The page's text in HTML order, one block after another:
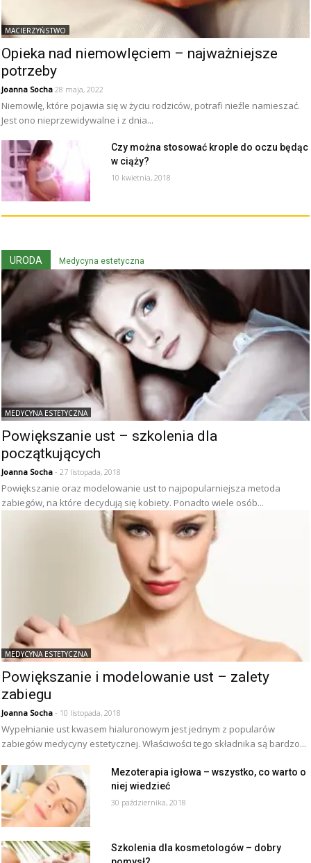
MACIERZYŃSTWO
Opieka nad niemowlęciem – najważniejsze
potrzeby
Joanna Socha 28 maja, 2022
Niemowlę, które pojawia się w życiu rodziców, potrafi nieźle namieszać.
Jest ono nieprzewidywalne i z dnia...
Czy można stosować krople do oczu będąc
w ciąży?
10 kwietnia, 2018
URODA Medycyna estetyczna
MEDYCYNA ESTETYCZNA
Powiększanie ust – szkolenia dla
początkujących
Joanna Socha - 27 listopada, 2018
Powiększanie oraz modelowanie ust to najpopularniejsza metoda
zabiegów, na które decydują się kobiety. Ponadto wiele osób...
MEDYCYNA ESTETYCZNA
Powiększanie i modelowanie ust – zalety
zabiegu
Joanna Socha - 10 listopada, 2018
Wypełnianie ust kwasem hialuronowym jest jednym z popularów
zabiegów medycyny estetycznej. Właściwości tego składnika są bardzo...
Mezoterapia igłowa – wszystko, co warto o
niej wiedzieć
30 października, 2018
Szkolenia dla kosmetologów – dobry